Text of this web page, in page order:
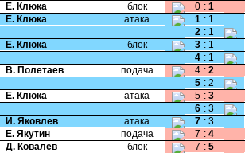
Е. Клюка блок 0 : 1
Е. Клюка атака 1 : 1
2 : 1
Е. Клюка блок 3 : 1
4 : 1
В. Полетаев подача 4 : 2
5 : 2
Е. Клюка атака 5 : 3
6 : 3
И. Яковлев атака 7 : 3
Е. Якутин подача 7 : 4
Д. Ковалев блок 7 : 5